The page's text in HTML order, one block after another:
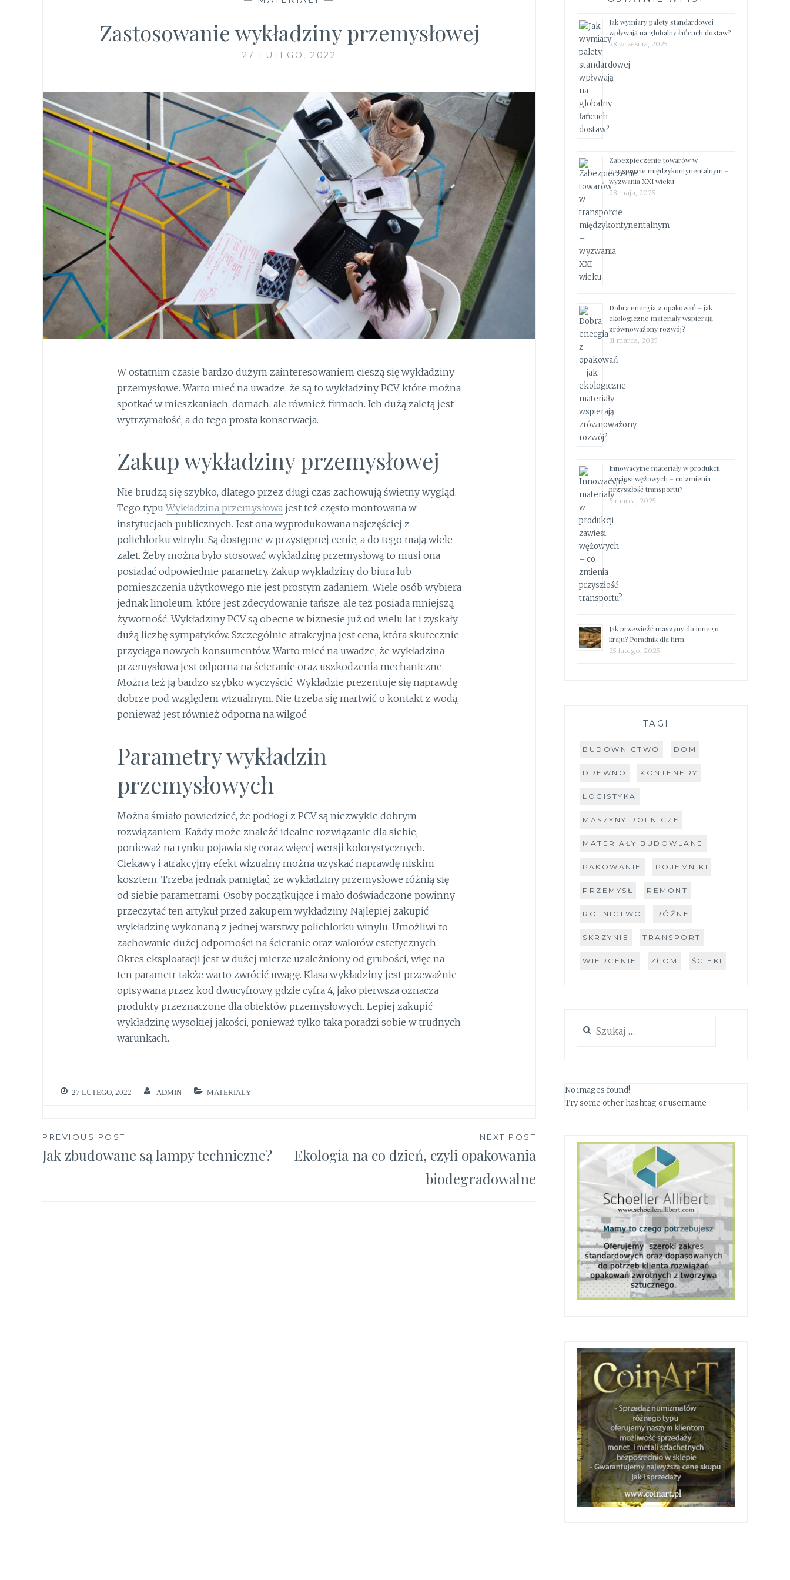
Zastosowanie wykładziny przemysłowej
27 LUTEGO, 2022
W ostatnim czasie bardzo dużym zainteresowaniem cieszą się wykładziny
przemysłowe. Warto mieć na uwadze, że są to wykładziny PCV, które można
spotkać w mieszkaniach, domach, ale również firmach. Ich dużą zaletą jest
wytrzymałość, a do tego prosta konserwacja.
Zakup wykładziny przemysłowej
Nie brudzą się szybko, dlatego przez długi czas zachowują świetny wygląd.
Tego typuWykładzina przemysłowajest też często montowana w
instytucjach publicznych. Jest ona wyprodukowana najczęściej z
polichlorku winylu. Są dostępne w przystępnej cenie, a do tego mają wiele
zalet. Żeby można było stosować wykładzinę przemysłową to musi ona
posiadać odpowiednie parametry. Zakup wykładziny do biura lub
pomieszczenia użytkowego nie jest prostym zadaniem. Wiele osób wybiera
jednak linoleum, które jest zdecydowanie tańsze, ale też posiada mniejszą
żywotność. Wykładziny PCV są obecne w biznesie już od wielu lat i zyskały
dużą liczbę sympatyków. Szczególnie atrakcyjna jest cena, która skutecznie
przyciąga nowych konsumentów. Warto mieć na uwadze, że wykładzina
przemysłowa jest odporna na ścieranie oraz uszkodzenia mechaniczne.
Można też ją bardzo szybko wyczyścić. Wykładzie prezentuje się naprawdę
dobrze pod względem wizualnym. Nie trzeba się martwić o kontakt z wodą,
ponieważ jest również odporna na wilgoć.
Parametry wykładzin
przemysłowych
Można śmiało powiedzieć, że podłogi z PCV są niezwykle dobrym
rozwiązaniem. Każdy może znaleźć idealne rozwiązanie dla siebie,
ponieważ na rynku pojawia się coraz więcej wersji kolorystycznych.
Ciekawy i atrakcyjny efekt wizualny można uzyskać naprawdę niskim
kosztem. Trzeba jednak pamiętać, że wykładziny przemysłowe różnią się
od siebie parametrami. Osoby początkujące i mało doświadczone powinny
przeczytać ten artykuł przed zakupem wykładziny. Najlepiej zakupić
wykładzinę wykonaną z jednej warstwy polichlorku winylu. Umożliwi to
zachowanie dużej odporności na ścieranie oraz walorów estetycznych.
Okres eksploatacji jest w dużej mierze uzależniony od grubości, więc na
ten parametr także warto zwrócić uwagę. Klasa wykładziny jest przeważnie
opisywana przez kod dwucyfrowy, gdzie cyfra 4, jako pierwsza oznacza
produkty przeznaczone dla obiektów przemysłowych. Lepiej zakupić
wykładzinę wysokiej jakości, ponieważ tylko taka poradzi sobie w trudnych
warunkach.
27 LUTEGO, 2022 ADMIN MATERIAŁY
Nawigacja
wpisu
PREVIOUS POST
Jak zbudowane są lampy techniczne?
NEXT POST
Ekologia na co dzień, czyli opakowania
biodegradowalne
Jak wymiary palety standardowej
wpływają na globalny łańcuch dostaw?
28 września, 2025
Zabezpieczenie towarów w
transporcie międzykontynentalnym –
wyzwania XXI wieku
28 maja, 2025
Dobra energia z opakowań – jak
ekologiczne materiały wspierają
zrównoważony rozwój?
31 marca, 2025
Innowacyjne materiały w produkcji
zawiesi wężowych – co zmienia
przyszłość transportu?
5 marca, 2025
Jak przewieźć maszyny do innego
kraju? Poradnik dla firm
25 lutego, 2025
TAGI
BUDOWNICTWO DOM
DREWNO KONTENERY
LOGISTYKA
MASZYNY ROLNICZE
MATERIAŁY BUDOWLANE
PAKOWANIE POJEMNIKI
PRZEMYSŁ REMONT
ROLNICTWO RÓŻNE
SKRZYNIE TRANSPORT
WIERCENIE ZŁOM ŚCIEKI
No images found!
Try some other hashtag or username